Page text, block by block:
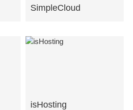
SimpleCloud
isHosting